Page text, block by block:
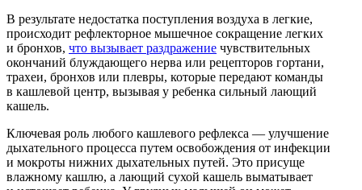
В результате недостатка поступления воздуха в легкие,
происходит рефлекторное мышечное сокращение легких
и бронхов, что вызывает раздражение чувствительных
окончаний блуждающего нерва или рецепторов гортани,
трахеи, бронхов или плевры, которые передают команды
в кашлевой центр, вызывая у ребенка сильный лающий
кашель.
Ключевая роль любого кашлевого рефлекса — улучшение
дыхательного процесса путем освобождения от инфекции
и мокроты нижних дыхательных путей. Это присуще
влажному кашлю, а лающий сухой кашель выматывает